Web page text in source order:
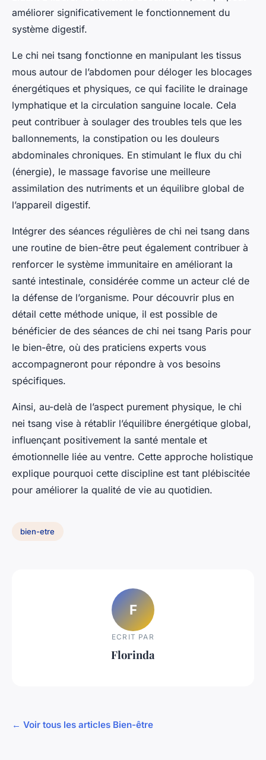
améliorer significativement le fonctionnement du
système digestif.
Le chi nei tsang fonctionne en manipulant les tissus
mous autour de l’abdomen pour déloger les blocages
énergétiques et physiques, ce qui facilite le drainage
lymphatique et la circulation sanguine locale. Cela
peut contribuer à soulager des troubles tels que les
ballonnements, la constipation ou les douleurs
abdominales chroniques. En stimulant le flux du chi
(énergie), le massage favorise une meilleure
assimilation des nutriments et un équilibre global de
l’appareil digestif.
Intégrer des séances régulières de chi nei tsang dans
une routine de bien-être peut également contribuer à
renforcer le système immunitaire en améliorant la
santé intestinale, considérée comme un acteur clé de
la défense de l’organisme. Pour découvrir plus en
détail cette méthode unique, il est possible de
bénéficier de des séances de chi nei tsang Paris pour
le bien-être, où des praticiens experts vous
accompagneront pour répondre à vos besoins
spécifiques.
Ainsi, au-delà de l’aspect purement physique, le chi
nei tsang vise à rétablir l’équilibre énergétique global,
influençant positivement la santé mentale et
émotionnelle liée au ventre. Cette approche holistique
explique pourquoi cette discipline est tant plébiscitée
pour améliorer la qualité de vie au quotidien.
bien-etre
F
ECRIT PAR
Florinda
← Voir tous les articles Bien-être